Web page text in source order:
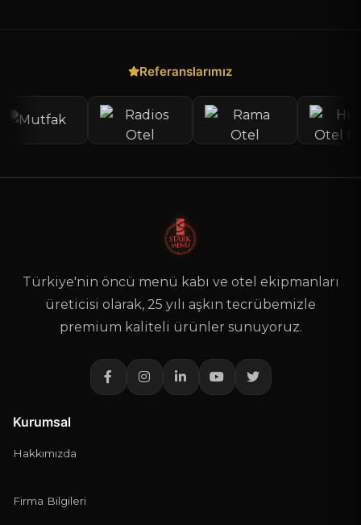
Hızlı Teklif Al
Talebin ulaşır, en kısa sürede geri döneriz
TELEFON*
Referanslarımız
Türkiye'nin öncü menü kabı ve otel ekipmanları
üreticisi olarak, 25 yılı aşkın tecrübemizle
premium kaliteli ürünler sunuyoruz.
Kurumsal
Hakkımızda
Firma Bilgileri